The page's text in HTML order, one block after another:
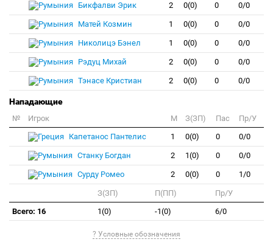
Бикфалви Эрик
2 0(0) 0 0/0
Матей Козмин 1 0(0) 0 0/0
Николицэ Бэнел 1 0(0) 0 0/0
Рэдуц Михай 2 0(0) 0 0/0
Тэнасе Кристиан 2 0(0) 0 0/0
Нападающие
№ Игрок M З(ЗП) Пас
Пр/У
Капетанос Пантелис
1 0(0) 0 0/0
Станку Богдан 2 1(0) 0 0/0
Сурду Ромео 2 0(0) 0 1/0
З(ЗП) П(ПП)
Пр/У
Всего: 16
1(0) -1(0) 6/0
? Условные обозначения